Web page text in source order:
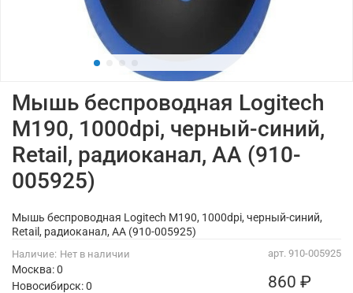
арт. 910-005925
Наличие: Нет в наличии
Мышь беспроводная Logitech
M190, 1000dpi, черный-синий,
Retail, радиоканал, AA (910-
005925)
Москва: 0
Новосибирск: 0
860 ₽
Мышь беспроводная Logitech M190, 1000dpi, черный-синий,
Retail, радиоканал, AA (910-005925)